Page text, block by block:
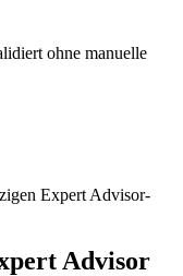
ohne manuelle
Expert Advisor-
Advisor